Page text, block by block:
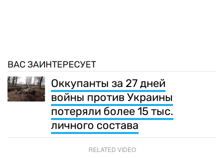
ВАС ЗАИНТЕРЕСУЕТ
Оккупанты за 27 дней
войны против Украины
потеряли более 15 тыс.
личного состава
RELATED VIDEO